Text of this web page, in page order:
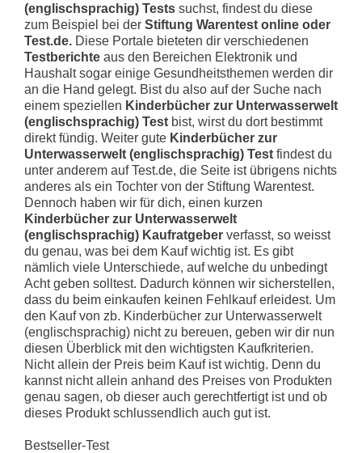
(englischsprachig) Tests suchst, findest du diese
zum Beispiel bei der Stiftung Warentest online oder
Test.de. Diese Portale bieteten dir verschiedenen
Testberichte aus den Bereichen Elektronik und
Haushalt sogar einige Gesundheitsthemen werden dir
an die Hand gelegt. Bist du also auf der Suche nach
einem speziellen Kinderbücher zur Unterwasserwelt
(englischsprachig) Test bist, wirst du dort bestimmt
direkt fündig. Weiter gute Kinderbücher zur
Unterwasserwelt (englischsprachig) Test findest du
unter anderem auf Test.de, die Seite ist übrigens nichts
anderes als ein Tochter von der Stiftung Warentest.
Dennoch haben wir für dich, einen kurzen
Kinderbücher zur Unterwasserwelt
(englischsprachig) Kaufratgeber verfasst, so weisst
du genau, was bei dem Kauf wichtig ist. Es gibt
nämlich viele Unterschiede, auf welche du unbedingt
Acht geben solltest. Dadurch können wir sicherstellen,
dass du beim einkaufen keinen Fehlkauf erleidest. Um
den Kauf von zb. Kinderbücher zur Unterwasserwelt
(englischsprachig) nicht zu bereuen, geben wir dir nun
diesen Überblick mit den wichtigsten Kaufkriterien.
Nicht allein der Preis beim Kauf ist wichtig. Denn du
kannst nicht allein anhand des Preises von Produkten
genau sagen, ob dieser auch gerechtfertigt ist und ob
dieses Produkt schlussendlich auch gut ist.
Bestseller-Test